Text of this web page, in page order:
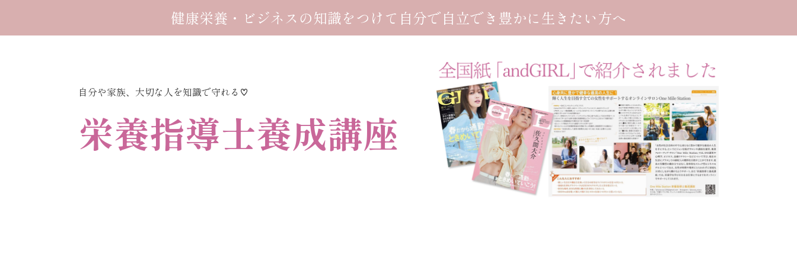
健康栄養・ビジネスの知識をつけて自分で自立でき豊かに生きたい方へ
自分や家族、大切な人を知識で守れる♡
栄養指導士養成講座